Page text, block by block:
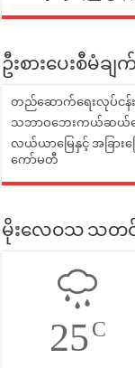
ဦးစားပေးစီမံချက်
တည်ဆောက်ရေးလုပ်ငန်းမ
သဘာဝဘေးကယ်ဆယ်ရေ
လယ်ယာမြေနှင့် အခြားမ
ကော်မတီ
မိုးလေဝသ သတင်း
25C